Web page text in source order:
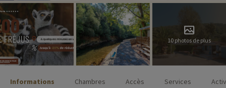
10 photos de plus
Informations Chambres Accès Services